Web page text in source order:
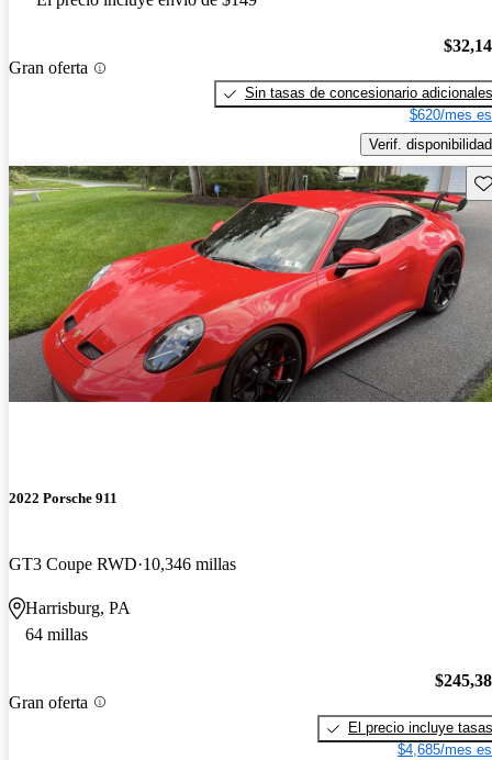
Gran oferta
Sin tasas de concesionario adicionales
$620/mes
Verif. disponibilidad
2022 Porsche 911
GT3 Coupe RWD 10,346 millas
Harrisburg, PA
64 millas
Gran oferta
El precio incluye tasas
$4,685/mes